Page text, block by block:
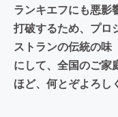
ランキエフにも悪影
打破するため、プロ
ストランの伝統の味
にして、全国のご家
ほど、何とぞよろし